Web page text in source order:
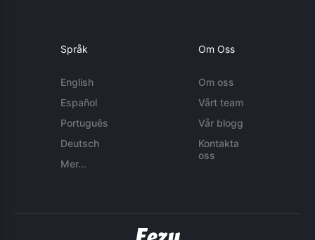
Språk
English
Español
Português
Deutsch
Mer...
Om Oss
Om oss
Vårt team
Vår blogg
Kontakta
oss